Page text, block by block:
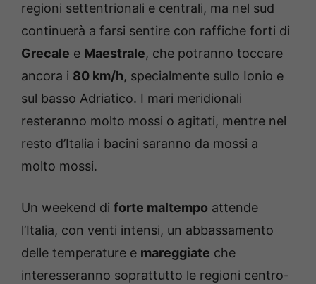
regioni settentrionali e centrali, ma nel sud
continuerà a farsi sentire con raffiche forti di
Grecale e Maestrale, che potranno toccare
ancora i 80 km/h, specialmente sullo Ionio e
sul basso Adriatico. I mari meridionali
resteranno molto mossi o agitati, mentre nel
resto d’Italia i bacini saranno da mossi a
molto mossi.
Un weekend di forte maltempo attende
l’Italia, con venti intensi, un abbassamento
delle temperature e mareggiate che
interesseranno soprattutto le regioni centro-